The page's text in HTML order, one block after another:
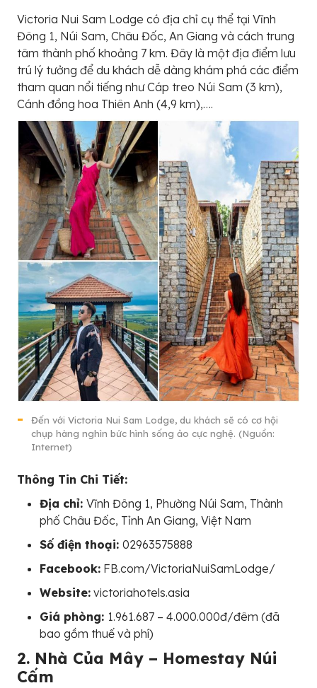
Victoria Nui Sam Lodge có địa chỉ cụ thể tại Vĩnh
Đông 1, Núi Sam, Châu Đốc, An Giang và cách trung
tâm thành phố khoảng 7 km. Đây là một địa điểm lưu
trú lý tưởng để du khách dễ dàng khám phá các điểm
tham quan nổi tiếng như Cáp treo Núi Sam (3 km),
Cánh đồng hoa Thiên Anh (4,9 km),….
Đến với Victoria Nui Sam Lodge, du khách sẽ có cơ hội
chụp hàng nghìn bức hình sống ảo cực nghệ. (Nguồn:
Internet)
Thông Tin Chi Tiết:
Địa chỉ: Vĩnh Đông 1, Phường Núi Sam, Thành
phố Châu Đốc, Tỉnh An Giang, Việt Nam
Số điện thoại: 02963575888
Facebook: FB.com/VictoriaNuiSamLodge/
Website: victoriahotels.asia
Giá phòng: 1.961.687 – 4.000.000đ/đêm (đã
bao gồm thuế và phí)
2. Nhà Của Mây – Homestay Núi
Cấm